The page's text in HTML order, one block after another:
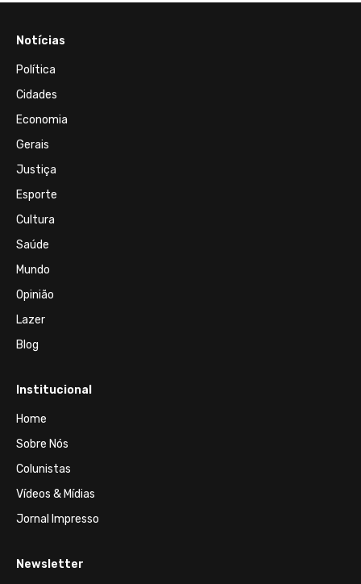
Notícias
Política
Cidades
Economia
Gerais
Justiça
Esporte
Cultura
Saúde
Mundo
Opinião
Lazer
Blog
Institucional
Home
Sobre Nós
Colunistas
Vídeos & Mídias
Jornal Impresso
Newsletter